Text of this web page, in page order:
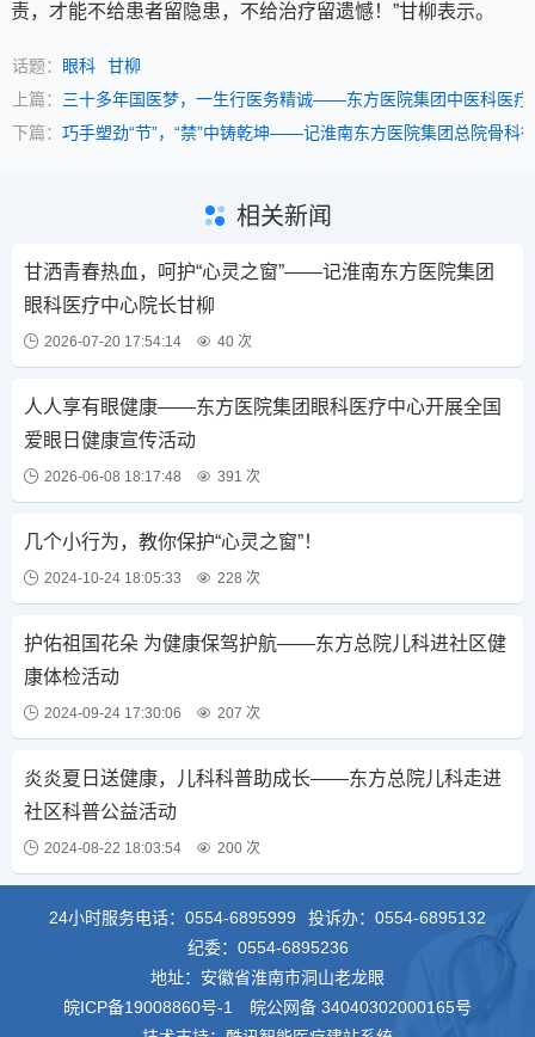
责，才能不给患者留隐患，不给治疗留遗憾！”甘柳表示。
话题： 眼科
甘柳
上篇： 三十多年国医梦，一生行医务精诚——东方医院集团中医科医疗
下篇： 巧手塑劲“节”，“禁”中铸乾坤——记淮南东方医院集团总院骨科
相关新闻
甘洒青春热血，呵护“心灵之窗”——记淮南东方医院集团
眼科医疗中心院长甘柳
2026-07-20 17:54:14 40 次
人人享有眼健康——东方医院集团眼科医疗中心开展全国
爱眼日健康宣传活动
2026-06-08 18:17:48 391 次
几个小行为，教你保护“心灵之窗”！
2024-10-24 18:05:33 228 次
护佑祖国花朵 为健康保驾护航——东方总院儿科进社区健
康体检活动
2024-09-24 17:30:06 207 次
炎炎夏日送健康，儿科科普助成长——东方总院儿科走进
社区科普公益活动
2024-08-22 18:03:54 200 次
24小时服务电话： 0554-6895999 投诉办： 0554-6895132
纪委： 0554-6895236
地址：安徽省淮南市洞山老龙眼
皖ICP备19008860号-1
皖公网备 34040302000165号